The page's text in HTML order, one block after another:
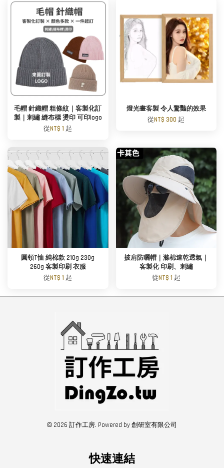
毛帽 針織帽 粗條紋｜客製化訂
製｜刺繡 縫布標 燙印 可印logo
從NT$ 1 起
燈光畫客製 令人驚豔的效果
從NT$ 300 起
圓領T恤 純棉款 210g 230g
260g 客製印刷 衣服
從NT$ 1 起
披肩防曬帽｜滌棉速乾透氣｜
客製化 印刷、刺繡
從NT$ 1 起
© 2026 訂作工房. Powered by 創研室有限公司
快速連結